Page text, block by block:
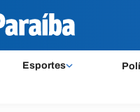
Esportes